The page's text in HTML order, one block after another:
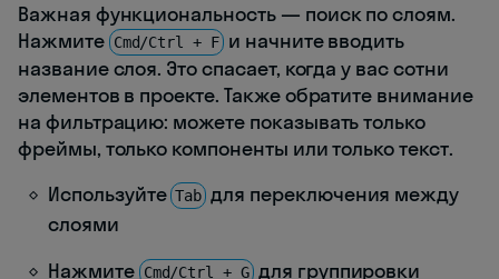
Важная функциональность — поиск по слоям.
Нажмите Cmd/Ctrl + F и начните вводить
название слоя. Это спасает, когда у вас сотни
элементов в проекте. Также обратите внимание
на фильтрацию: можете показывать только
фреймы, только компоненты или только текст.
Используйте Tab для переключения между
слоями
Нажмите Cmd/Ctrl + G для группировки